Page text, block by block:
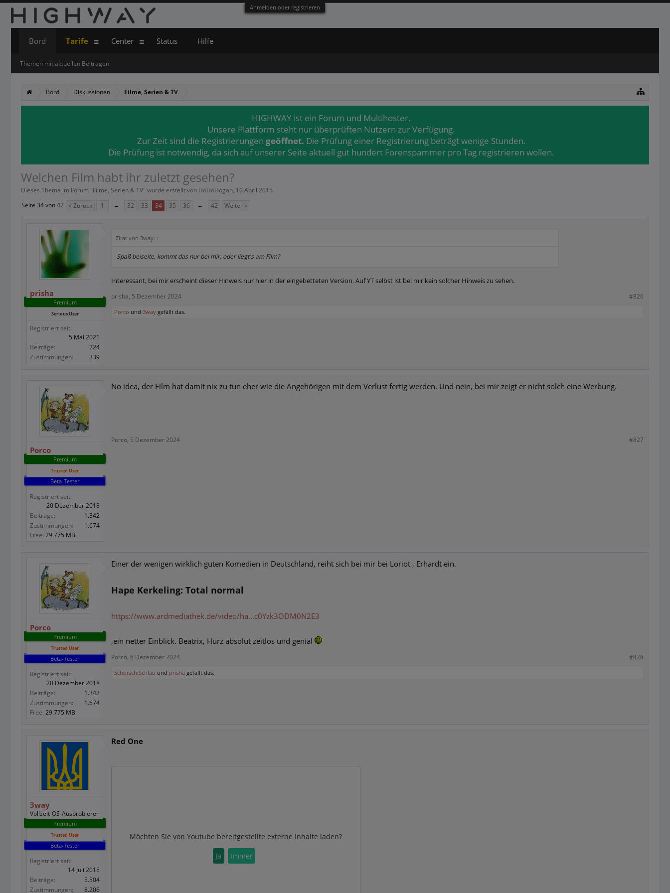
Anmelden oder registrieren
Bord Diskussionen Filme, Serien & TV
HIGHWAY ist ein Forum und Multihoster.
Unsere Plattform steht nur überprüften Nutzern zur Verfügung.
Zur Zeit sind die Registrierungen geöffnet. Die Prüfung einer Registrierung beträgt wenige Stunden.
Die Prüfung ist notwendig, da sich auf unserer Seite aktuell gut hundert Forenspammer pro Tag registrieren wollen.
Welchen Film habt ihr zuletzt gesehen?
Dieses Thema im Forum "Filme, Serien & TV" wurde erstellt von HoHoHogan, 10 April 2015.
Seite 34 von 42 < Zurück 1 ← 32 33 34 35 36 → 42 Weiter >
prisha
Premium
Serious User
Registriert seit:
5 Mai 2021
Beiträge:
224
Zustimmungen:
339
Zitat von 3way: ↑
Spaß beiseite, kommt das nur bei mir, oder liegt's am Film?
Interessant, bei mir erscheint dieser Hinweis nur hier in der eingebetteten Version. Auf YT selbst ist bei mir kein solcher Hinweis zu sehen.
prisha, 5 Dezember 2024 #826
Porco und 3way gefällt das.
Porco
Premium
Trusted User
Beta-Tester
Registriert seit:
20 Dezember 2018
Beiträge:
1.342
Zustimmungen:
1.674
Free: 29.775 MB
No idea, der Film hat damit nix zu tun eher wie die Angehörigen mit dem Verlust fertig werden. Und nein, bei mir zeigt er nicht solch eine Werbung.
Porco, 5 Dezember 2024 #827
Porco
Premium
Trusted User
Beta-Tester
Registriert seit:
20 Dezember 2018
Beiträge:
1.342
Zustimmungen:
1.674
Free: 29.775 MB
Einer der wenigen wirklich guten Komedien in Deutschland, reiht sich bei mir bei Loriot , Erhardt ein.
Hape Kerkeling: Total normal
https://www.ardmediathek.de/video/ha...c0Yzk3ODM0N2E3
,ein netter Einblick. Beatrix, Hurz absolut zeitlos und genial
Porco, 6 Dezember 2024 #828
SchorschiSchlau und prisha gefällt das.
3way
Vollzeit-OS-Ausprobierer
Premium
Trusted User
Beta-Tester
Registriert seit:
14 Juli 2015
Beiträge:
5.504
Zustimmungen:
8.206
Red One
Möchten Sie von Youtube bereitgestellte externe Inhalte laden?
Ja Immer
Bord
Themen mit aktuellen Beiträgen
Tarife Center Status Hilfe